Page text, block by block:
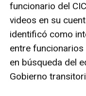
funcionario del
videos en su
identificó como
entre
en búsqueda del
Gobierno